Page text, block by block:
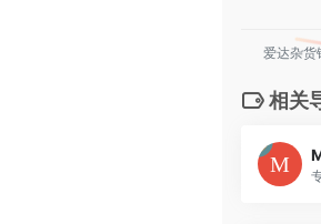
爱达杂货
相关